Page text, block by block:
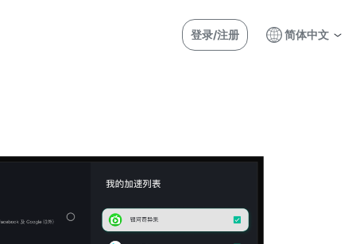
登录/注册 简体中文